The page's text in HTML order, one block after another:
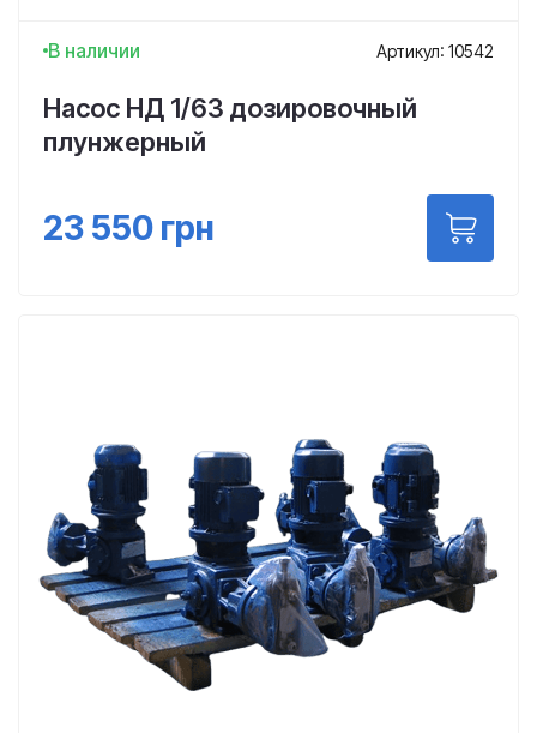
В наличии Артикул: 10542
Насос НД 1/63 дозировочный
плунжерный
23 550 грн